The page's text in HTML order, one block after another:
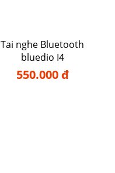
Tai nghe Bluetooth
bluedio I4
550.000 đ